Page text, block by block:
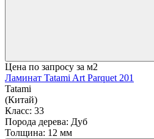
Цена по запросу за м2
Ламинат Tatami Art Parquet 201
Tatami
(Китай)
Класс: 33
Порода дерева: Дуб
Толщина: 12 мм